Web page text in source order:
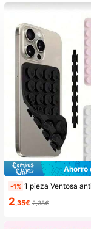
Ahorro
-1% 1 pieza Ventosa antideslizante de silicona para teléfono, 28 piezas Ventosas de silicona (almohadillas autoadhesivas), Antipega para teléfono, Almohadilla de succión para banco de energía de teléfono (Compatible con iPhone, teléfonos
2,35€ 2,38€